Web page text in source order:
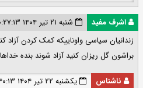
اشرف مفید
شنبه ۲۱ تیر ۱۴۰۴ ۲۰:۲۷:۱۳
زندانیان سیاسی واوناییکه کمک کردن آزاد
براشون گل ریزان کنید آزاد شوند بنده
ناشناس
یکشنبه ۲۲ تیر ۱۴۰۴ ۰۱:۴۰:۱۳